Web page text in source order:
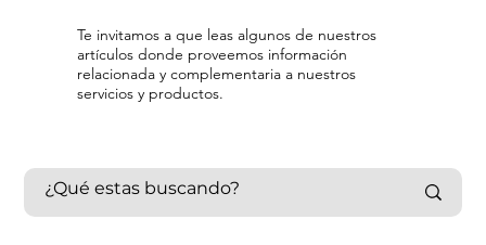
Te invitamos a que leas algunos de nuestros
artículos donde proveemos información
relacionada y complementaria a nuestros
servicios y productos.